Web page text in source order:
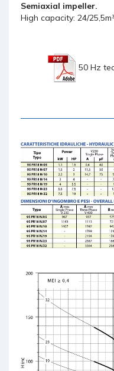
Semiaxial impeller.
High capacity: 24/
50 Hz